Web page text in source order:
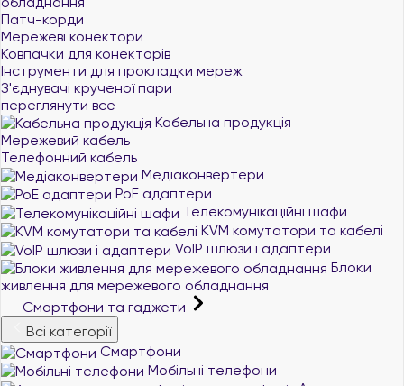
Патч-корди
Мережеві конектори
Ковпачки для конекторів
Інструменти для прокладки мереж
З'єднувачі крученої пари
переглянути все
Кабельна продукція
Мережевий кабель
Телефонний кабель
Медіаконвертери
PoE адаптери
Телекомунікаційні шафи
KVM комутатори та кабелі
VoIP шлюзи і адаптери
Блоки
живлення для мережевого обладнання
Смартфони та гаджети
Всі категорії
Смартфони
Мобільні телефони